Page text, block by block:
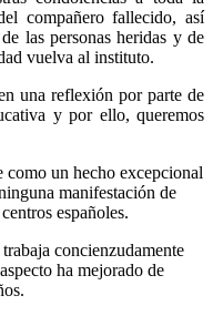
compañero fallecido, así
las personas heridas y de
vuelva al instituto.
una reflexión por parte de
y por ello, queremos
como un hecho excepcional
manifestación de
españoles.
concienzudamente
ha mejorado de